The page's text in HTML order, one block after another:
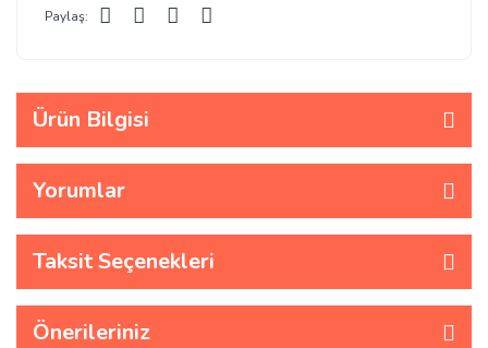
Paylaş:
Ürün Bilgisi
Yorumlar
Taksit Seçenekleri
Önerileriniz